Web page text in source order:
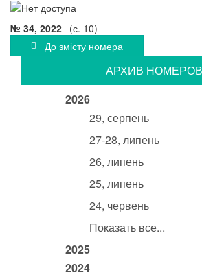
№ 34, 2022 (с. 10)
До змісту номера
АРХИВ НОМЕРОВ
2026
29, серпень
27-28, липень
26, липень
25, липень
24, червень
Показать все...
2025
2024